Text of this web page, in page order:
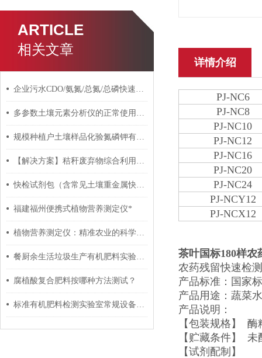
ARTICLE
相关文章
企业污水CDO/氨氮/总氮/总磷快速分析仪和有机肥含量检测仪
多参数土壤元素分析仪的正常使用步骤是什么
规模种植户土壤样品化验氮磷钾有机质怎么收费
【解决方案】秸秆废弃物综合利用堆肥有机肥实验室检测仪器设备
快检试剂包（含常见土壤重金属快检）如何检测水质六价铬？
福建福州便携式植物营养测定仪*
植物营养测定仪：精准农业的科学设备
餐厨余生活垃圾生产有机肥料实验室建设全套检测仪器设备清单
腐植酸复合肥料按哪种方法测试？
标准有机肥料检测实验室常规设备方案明细
详情介绍
PJ-NC6
PJ-NC8
PJ-NC10
PJ-NC12
PJ-NC16
PJ-NC20
PJ-NC24
PJ-NCY12
PJ-NCX12
茶叶国标180样农
农药残留快速检
产品标准：国家
产品用途：蔬菜
产品说明：
【包装规格】
【贮藏条件】
【试剂配制】